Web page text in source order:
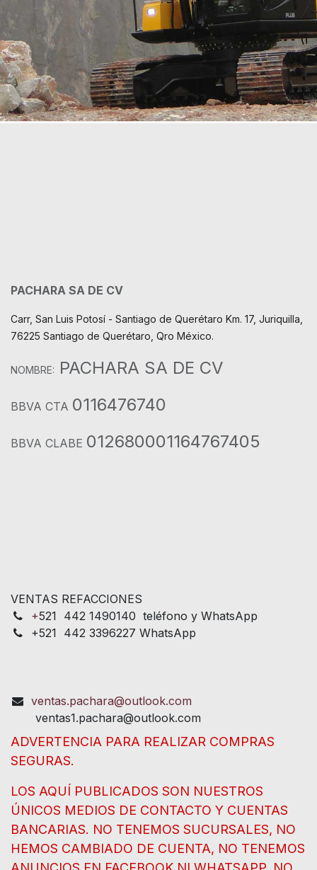
PACHARA SA DE CV
Carr, San Luis Potosí - Santiago de Querétaro Km. 17, Juriquilla,
76225 Santiago de Querétaro, Qro México.
NOMBRE: PACHARA SA DE CV
BBVA CTA 0116476740
BBVA CLABE 012680001164767405
VENTAS REFACCIONES
+521 442 1490140 teléfono y WhatsApp
+521 442 3396227 WhatsApp
ventas.pachara@outlook.com
ventas1.pachara@outlook.com
ADVERTENCIA PARA REALIZAR COMPRAS
SEGURAS.
LOS AQUÍ PUBLICADOS SON NUESTROS
ÚNICOS MEDIOS DE CONTACTO Y CUENTAS
BANCARIAS. NO TENEMOS SUCURSALES, NO
HEMOS CAMBIADO DE CUENTA, NO TENEMOS